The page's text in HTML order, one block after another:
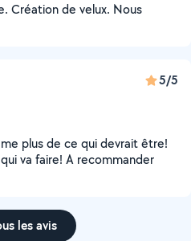
Création de velux. Nous
5/5
plus de ce qui devrait être!
va faire! A recommander
les avis